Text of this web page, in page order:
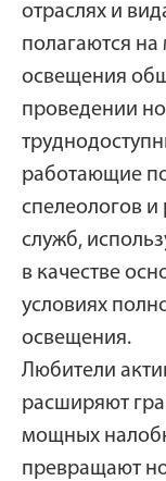
отраслях и
полагаются
освещения
проведении
работающие
спелеологов
служб,
в качестве
условиях
освещения.
Любители
расширяют
мощных
превращают